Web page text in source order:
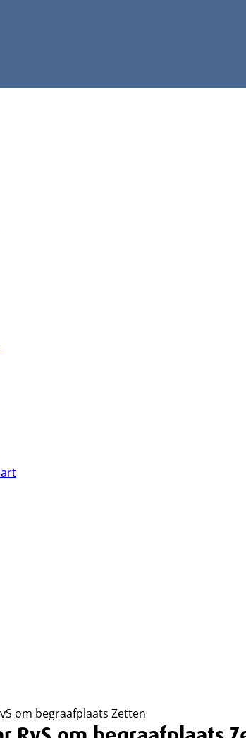
om begraafplaats Zetten